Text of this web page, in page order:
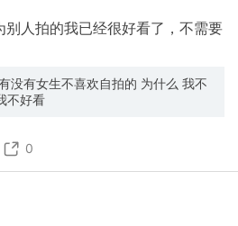
别人拍的我已经很好看了，不需要
有女生不喜欢自拍的 为什么 我不
不好看
0